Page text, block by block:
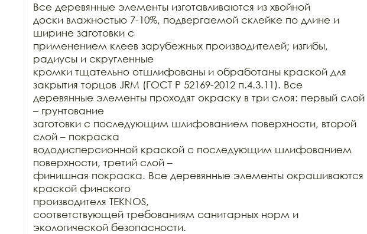
Все деревянные элементы изготавливаются из хвойной
доски влажностью 7-10%, подвергаемой склейке по длине и
ширине заготовки с
применением клеев зарубежных производителей; изгибы,
радиусы и скругленные
кромки тщательно отшлифованы и обработаны краской для
закрытия торцов JRM (ГОСТ Р 52169-2012 п.4.3.11). Все
деревянные элементы проходят окраску в три слоя: первый слой
– грунтование
заготовки с последующим шлифованием поверхности, второй
слой – покраска
вододисперсионной краской с последующим шлифованием
поверхности, третий слой –
финишная покраска. Все деревянные элементы окрашиваются
краской финского
производителя TEKNOS,
соответствующей требованиям санитарных норм и
экологической безопасности.